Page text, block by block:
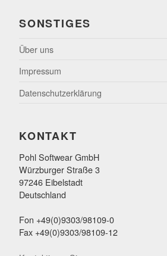
SONSTIGES
Über uns
Impressum
Datenschutzerklärung
KONTAKT
Pohl Softwear GmbH
Würzburger Straße 3
97246 Eibelstadt
Deutschland
Fon +49(0)9303/98109-0
Fax +49(0)9303/98109-12